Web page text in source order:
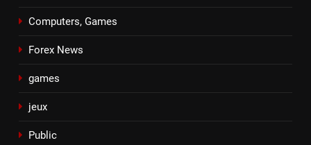
Computers, Games
Forex News
games
jeux
Public